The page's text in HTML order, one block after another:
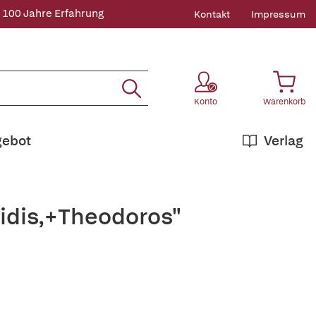
100 Jahre Erfahrung Kontakt Impressum
Konto Warenkorb
Verlag